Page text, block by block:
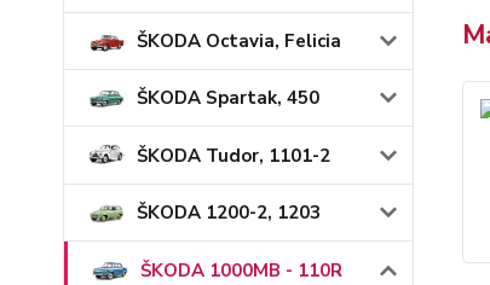
ŠKODA Octavia, Felicia
ŠKODA Spartak, 450
ŠKODA Tudor, 1101-2
ŠKODA 1200-2, 1203
ŠKODA 1000MB - 110R